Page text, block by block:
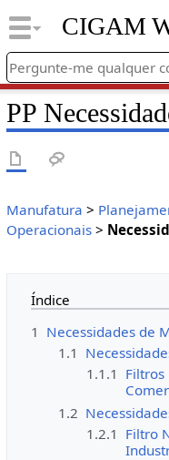
CIGAM
PP
Manufatura >
Operacionais>
Índice
1 Necessidades de
1.1
1.1.1 Filtros
1.2
1.2.1 Filtro